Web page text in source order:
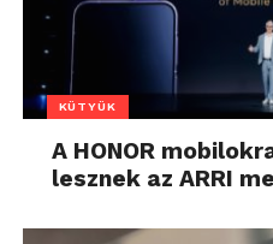
KÜTYÜK
A HONOR
lesznek az ARRI